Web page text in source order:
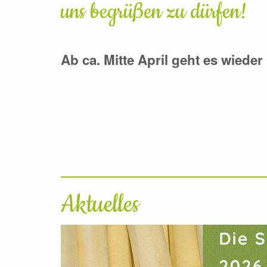
uns begrüßen zu dürfen!
Ab ca. Mitte April geht es
Aktuelles